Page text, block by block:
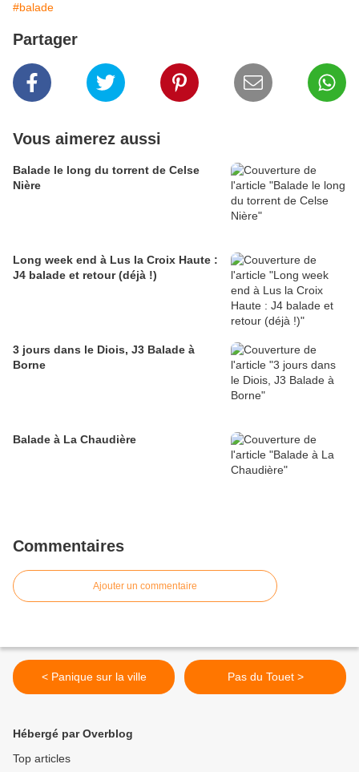
#balade
Partager
Vous aimerez aussi
Balade le long du torrent de Celse
Nière
Long week end à Lus la Croix Haute :
J4 balade et retour (déjà !)
3 jours dans le Diois, J3 Balade à
Borne
Balade à La Chaudière
Commentaires
Ajouter un commentaire
< Panique sur la ville Pas du Touet >
Hébergé par Overblog
Top articles